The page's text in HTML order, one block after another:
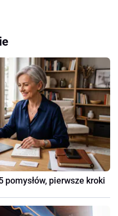
pomysłów, pierwsze kroki